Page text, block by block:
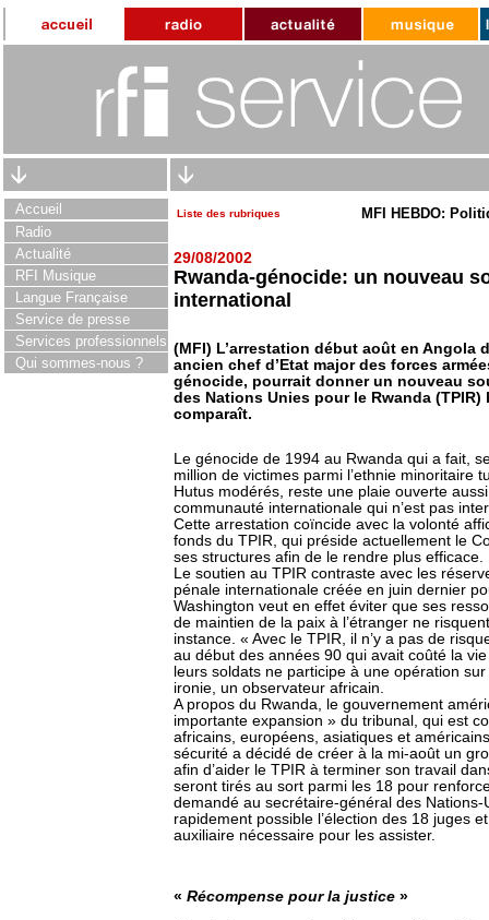
Accueil
Radio
Actualité
RFI Musique
Langue Française
Service de presse
Services professionnels
Qui sommes-nous ?
Liste des rubriques MFI HEBDO:
29/08/2002
Rwanda-génocide: un nouveau
international
(MFI) L’arrestation début août en Angola
ancien chef d’Etat major des forces
génocide, pourrait donner un nouveau
des Nations Unies pour le Rwanda
comparaît.
Le génocide de 1994 au Rwanda qui a fait,
million de victimes parmi l’ethnie minoritaire
Hutus modérés, reste une plaie ouverte
communauté internationale qui n’est pas
Cette arrestation coïncide avec la volonté
fonds du TPIR, qui préside actuellement le
ses structures afin de le rendre plus efficace.
Le soutien au TPIR contraste avec les
pénale internationale créée en juin dernier
Washington veut en effet éviter que ses
de maintien de la paix à l’étranger ne
instance. « Avec le TPIR, il n’y a pas de
au début des années 90 qui avait coûté la
leurs soldats ne participe à une opération
ironie, un observateur africain.
A propos du Rwanda, le gouvernement
importante expansion » du tribunal, qui est
africains, européens, asiatiques et
sécurité a décidé de créer à la mi-août un
afin d’aider le TPIR à terminer son travail
seront tirés au sort parmi les 18 pour
demandé au secrétaire-général des Nations-
rapidement possible l’élection des 18 juges
auxiliaire nécessaire pour les assister.
« Récompense pour la justice »